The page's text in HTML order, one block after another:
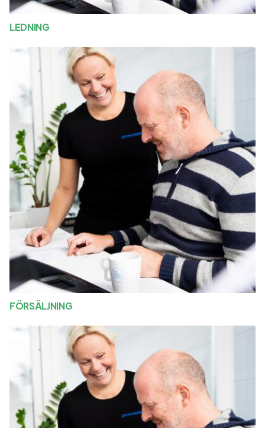
LEDNING
FÖRSÄLJNING